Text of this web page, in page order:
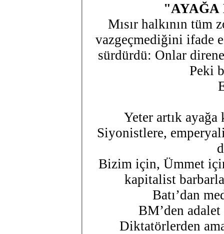
Mısır halkının tüm
vazgeçmediğini ifade
sürdürdü: Onlar direnerek hepimizin onuruna sahip çıktı.
Peki
Yeter artık
Siyonistlere,
Bizim için, Ümmet
kapitalist
Batı’dan
BM’den
Diktatörlerden